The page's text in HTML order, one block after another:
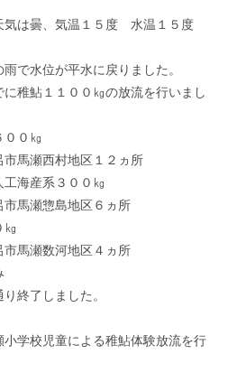
気は曇、気温１５度 水温１５度
で水位が平水に戻りました。
稚鮎１１００㎏の放流を行いまし
０㎏
馬瀬西村地区１２ヵ所
海産系３００㎏
馬瀬惣島地区６ヵ所
馬瀬数河地区４ヵ所
終了しました。
学校児童による稚鮎体験放流を行